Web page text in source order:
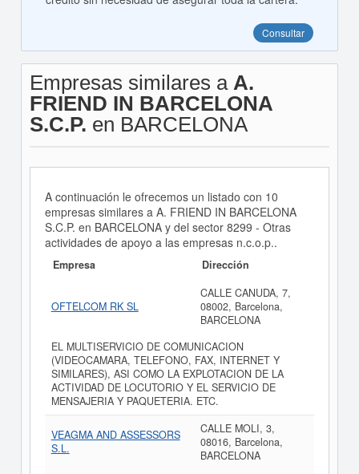
Consultar
Empresas similares a A.
FRIEND IN BARCELONA
S.C.P. en BARCELONA
A continuación le ofrecemos un listado con 10
empresas similares a A. FRIEND IN BARCELONA
S.C.P. en BARCELONA y del sector 8299 - Otras
actividades de apoyo a las empresas n.c.o.p..
Empresa Dirección
OFTELCOM RK SL
CALLE CANUDA, 7,
08002, Barcelona,
BARCELONA
EL MULTISERVICIO DE COMUNICACION
(VIDEOCAMARA, TELEFONO, FAX, INTERNET Y
SIMILARES), ASI COMO LA EXPLOTACION DE LA
ACTIVIDAD DE LOCUTORIO Y EL SERVICIO DE
MENSAJERIA Y PAQUETERIA. ETC.
VEAGMA AND ASSESSORS
S.L.
CALLE MOLI, 3,
08016, Barcelona,
BARCELONA